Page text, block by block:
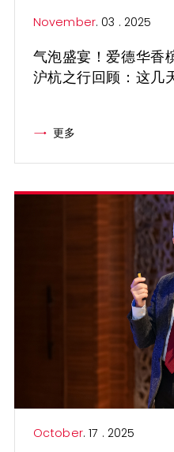
November. 03 . 2025
气泡盛宴！爱德华
沪杭之行回顾：这几
更多
October. 17 . 2025